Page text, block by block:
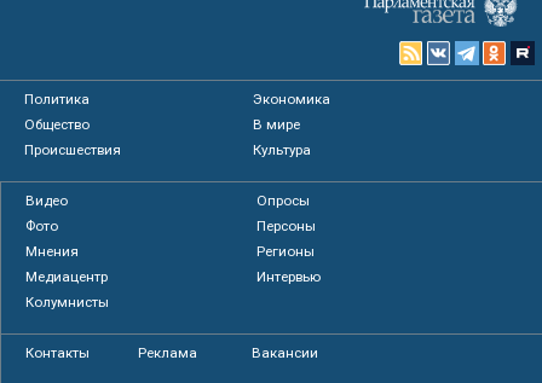
Политика
Экономика
Общество
В мире
Происшествия
Культура
Видео
Опросы
Фото
Персоны
Мнения
Регионы
Медиацентр
Интервью
Колумнисты
Контакты Реклама Вакансии